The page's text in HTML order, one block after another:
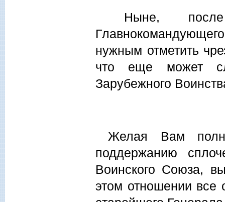
Ныне, после
нужным отметить
что еще может
Зарубежного
Желая Вам
поддержанию
Воинского Союза,
этом отношении все